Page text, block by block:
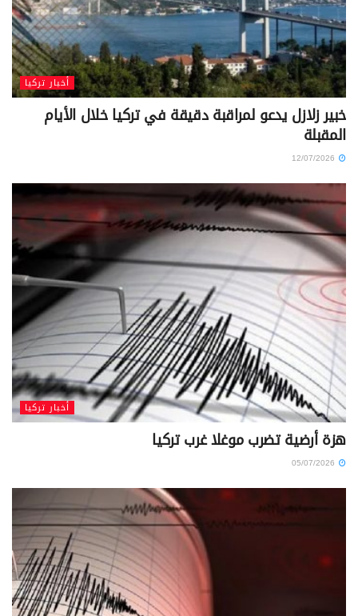
أخبار تركيا
خبير زلازل يدعو لمراقبة دقيقة في تركيا خلال الأيام
المقبلة
أخبار تركيا
هزة أرضية تضرب موغلا غرب تركيا